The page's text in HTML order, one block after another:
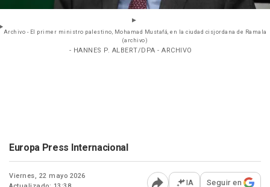
Archivo - El primer ministro palestino, Mohamad Mustafá, en la ciudad cisjordana de Ramala
(archivo)
- HANNES P. ALBERT/DPA - ARCHIVO
Europa Press Internacional
Viernes, 22 mayo 2026
IA Seguir en